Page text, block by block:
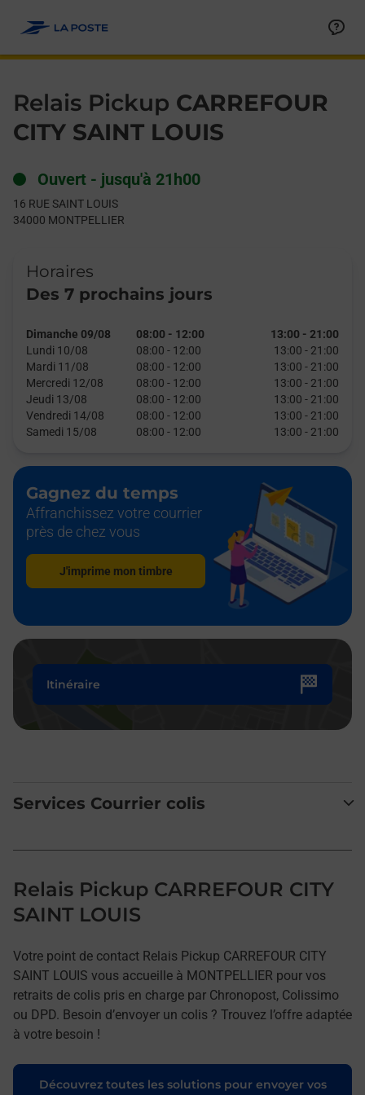
Relais Pickup CARREFOUR
CITY SAINT LOUIS
Ouvert - jusqu'à 21h00
16 RUE SAINT LOUIS
34000 MONTPELLIER
Horaires
Des 7 prochains jours
Dimanche 09/08 08:00 - 12:00 13:00 - 21:00
Lundi 10/08
08:00 - 12:00 13:00 - 21:00
Mardi 11/08
08:00 - 12:00 13:00 - 21:00
Mercredi 12/08
08:00 - 12:00 13:00 - 21:00
Jeudi 13/08
08:00 - 12:00 13:00 - 21:00
Vendredi 14/08
08:00 - 12:00 13:00 - 21:00
Samedi 15/08
08:00 - 12:00 13:00 - 21:00
Gagnez du temps
Affranchissez votre courrier
près de chez vous
J'imprime mon timbre
Itinéraire
Services Courrier colis
Relais Pickup CARREFOUR CITY
SAINT LOUIS
Votre point de contact Relais Pickup CARREFOUR CITY
SAINT LOUIS vous accueille à MONTPELLIER pour vos
retraits de colis pris en charge par Chronopost, Colissimo
ou DPD. Besoin d’envoyer un colis ? Trouvez l’offre adaptée
à votre besoin !
Découvrez toutes les solutions pour envoyer vos